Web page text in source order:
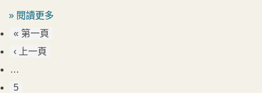
» 閱讀更多
« 第一頁
‹ 上一頁
…
5